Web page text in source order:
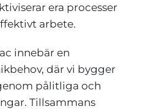
era processer
arbete.
innebär en
där vi bygger
pålitliga och
Tillsammans